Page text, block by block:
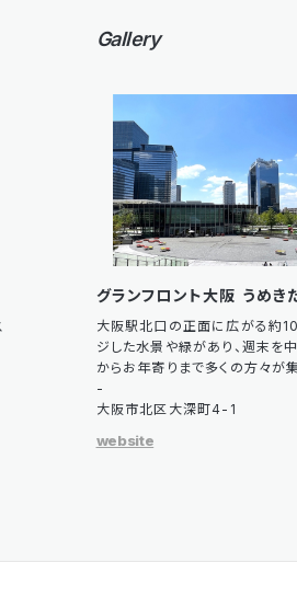
Gallery
グランフロント大阪 うめき
大阪駅北口の正面に広がる約
ジした水景や緑があり、週末を
からお年寄りまで多くの方々が集
-
大阪市北区大深町4-1
website